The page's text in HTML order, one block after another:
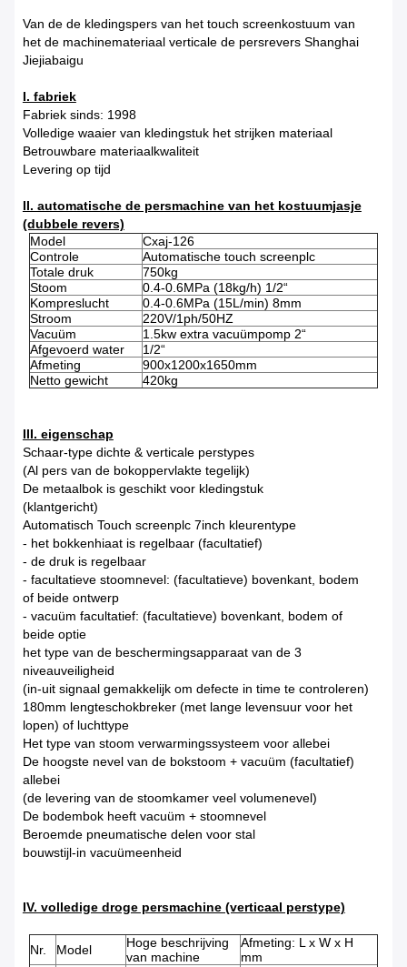
Van de de kledingspers van het touch screenkostuum van
het de machinemateriaal verticale de persrevers Shanghai
Jiejiabaigu
I. fabriek
Fabriek sinds: 1998
Volledige waaier van kledingstuk het strijken materiaal
Betrouwbare materiaalkwaliteit
Levering op tijd
II. automatische de persmachine van het kostuumjasje
(dubbele revers)
Model
Cxaj-126
Controle
Automatische touch screenplc
Totale druk
750kg
Stoom
0.4-0.6MPa (18kg/h) 1/2“
Kompreslucht
0.4-0.6MPa (15L/min) 8mm
Stroom
220V/1ph/50HZ
Vacuüm
1.5kw extra vacuümpomp 2“
Afgevoerd water
1/2“
Afmeting
900x1200x1650mm
Netto gewicht
420kg
III. eigenschap
Schaar-type dichte & verticale perstypes
(Al pers van de bokoppervlakte tegelijk)
De metaalbok is geschikt voor kledingstuk
(klantgericht)
Automatisch Touch screenplc 7inch kleurentype
- het bokkenhiaat is regelbaar (facultatief)
- de druk is regelbaar
- facultatieve stoomnevel: (facultatieve) bovenkant, bodem
of beide ontwerp
- vacuüm facultatief: (facultatieve) bovenkant, bodem of
beide optie
het type van de beschermingsapparaat van de 3
niveauveiligheid
(in-uit signaal gemakkelijk om defecte in time te controleren)
180mm lengteschokbreker (met lange levensuur voor het
lopen) of luchttype
Het type van stoom verwarmingssysteem voor allebei
De hoogste nevel van de bokstoom + vacuüm (facultatief)
allebei
(de levering van de stoomkamer veel volumenevel)
De bodembok heeft vacuüm + stoomnevel
Beroemde pneumatische delen voor stal
bouwstijl-in vacuümeenheid
IV. volledige droge persmachine (verticaal perstype)
Nr. Model
Hoge beschrijving
van machine
Afmeting: L x W x H
mm